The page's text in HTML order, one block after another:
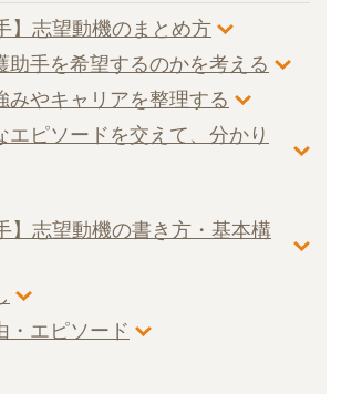
志望動機のまとめ方
手を希望するのかを考える
やキャリアを整理する
ピソードを交えて、分かり
志望動機の書き方・基本構
エピソード